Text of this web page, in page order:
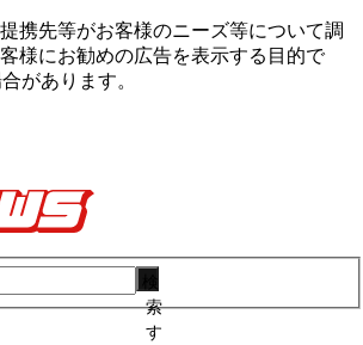
携先等がお客様のニーズ等について調
様にお勧めの広告を表⽰する⽬的で
があります。
索
す